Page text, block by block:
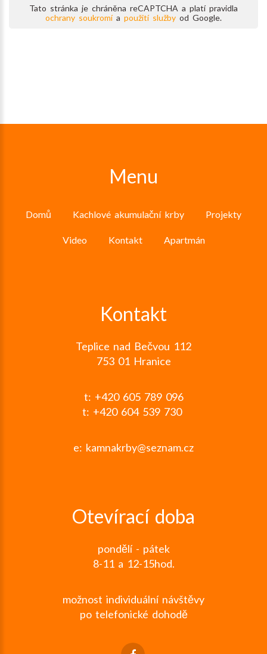
Tato stránka je chráněna reCAPTCHA a platí pravidla
ochrany soukromía použití služby od Google.
Menu
Domů Kachlové akumulační krby Projekty
Video Kontakt Apartmán
Kontakt
Teplice nad Bečvou 112
753 01 Hranice
t: +420 605 789 096
t: +420 604 539 730
e: kamnakrby@seznam.cz
Otevírací doba
pondělí - pátek
8-11 a 12-15hod.
možnost individuální návštěvy
po telefonické dohodě